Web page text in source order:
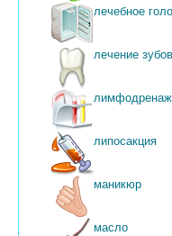
лечебное
лечение зубов
лимфодренаж
липосакция
маникюр
масло